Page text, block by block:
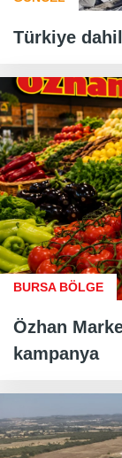
Türkiye
BURSA BÖLGE
Özhan
kampanya